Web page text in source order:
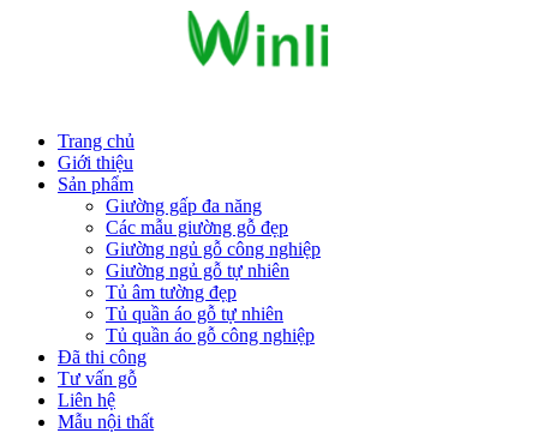
Trang chủ
Giới thiệu
Sản phẩm
Giường gấp đa năng
Các mẫu giường gỗ đẹp
Giường ngủ gỗ công nghiệp
Giường ngủ gỗ tự nhiên
Tủ âm tường đẹp
Tủ quần áo gỗ tự nhiên
Tủ quần áo gỗ công nghiệp
Đã thi công
Tư vấn gỗ
Liên hệ
Mẫu nội thất